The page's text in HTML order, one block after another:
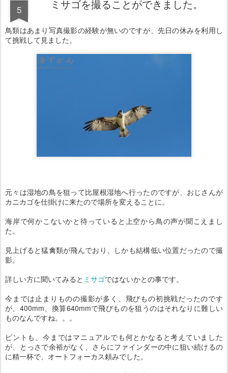
5 ミサゴを撮ることができました。
鳥類はあまり写真撮影の経験が無いのですが、先日の休みを利用し
て挑戦して見ました。
元々は湿地の鳥を狙って比屋根湿地へ行ったのですが、おじさんが
カニカゴを仕掛けに来たので場所を変えることに。
海岸で何かこないかと待っていると上空から鳥の声が聞こえまし
た。
見上げると猛禽類が飛んでおり、しかも結構低い位置だったので撮
影。
詳しい方に聞いてみると ミサゴではないかとの事です。
今までは止まりものの撮影が多く、飛びもの初挑戦だったのです
が、400mm、換算640mmで飛びものを狙うのはそれなりに難しい
ものなんですね。。。
ピントも、今まではマニュアルでも何とかなると考えていました
が、とっさで余裕がなく、さらにファインダーの中に狙い続けるの
に精一杯で、オートフォーカス頼みでした。